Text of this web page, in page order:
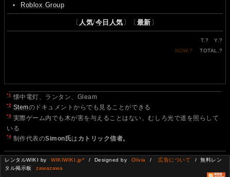
Roblox Group
〔 人気/今日人気 〕〔 最新 〕
T.? Y.?
NOW.? TOTAL.?
*1 懐中電灯、ランタン、Gleam
*2 Stemのドキュメントからでも見ることができる
*3 実際ゲーム内でも木が害を与えることはない。むしろ光で道を照らして
いる
*4 制作代表のSimon氏は カトリック信者。
レンタルWIKI by WIKIWIKI.jp* / Designed by Olivia / 広告について
/ 無料レン
タル掲示板
zawazawa